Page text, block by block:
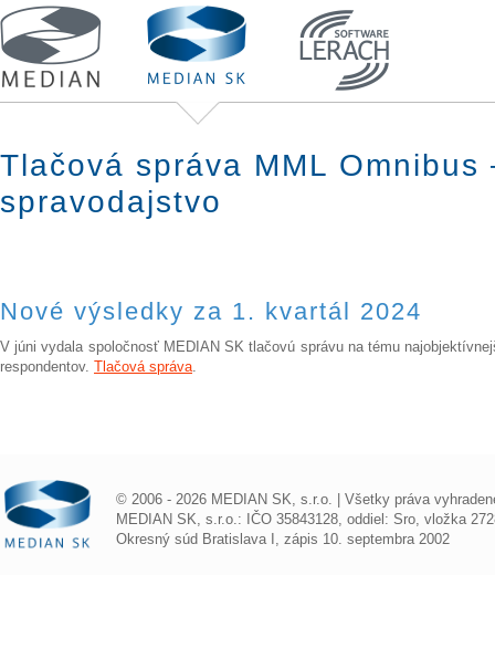
Tlačová správa MML
spravodajstvo
Nové výsledky za 1. kvartál 2024
V júni vydala spoločnosť MEDIAN SK tlačovú správu na tému
respondentov. Tlačová správa.
© 2006 - 2026 MEDIAN SK, s.r.o. | Všetky práva
MEDIAN SK, s.r.o.: IČO 35843128, oddiel: Sro, vložka
Okresný súd Bratislava I, zápis 10. septembra 2002